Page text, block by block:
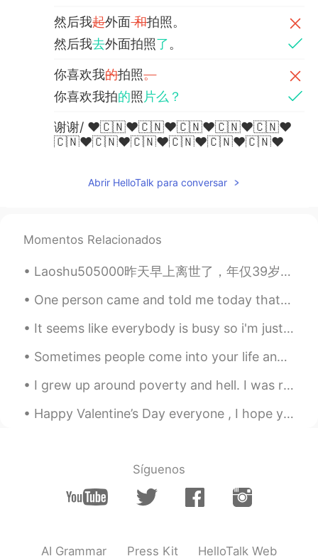
然后我起外面和拍照。
然后我去外面拍照了。
你喜欢我的拍照。
你喜欢我拍的照片么？
谢谢/ ❤️🇨🇳❤️🇨🇳❤️🇨🇳❤️🇨🇳❤️🇨🇳❤️
🇨🇳❤️🇨🇳❤️🇨🇳❤️🇨🇳❤️🇨🇳❤️🇨🇳❤️
@CloudI am a amateur photographer😳
Yori 2020.02.29 09:16
so many filters
Vida 2020.02.29 09:06
CN EN
2020.02.29 07:44
CN
CN EN
Deleted 2020.02.29 07:08
Abrir HelloTalk para conversar
Momentos Relacionados
Laoshu505000昨天早上离世了，年仅39岁。在他短暂的一生中致力于学习多种语言， 以便于跟陌生人交流。无论何时他与别人讲中文，他都会引用 : 三人行，必有我师焉。 很多需要学习者都害怕开...
One person came and told me today that I'm so popular and he is so jealous at me 😹 so I did a res...
It seems like everybody is busy so i'm just going to put this here as a way to encourage you to g...
Sometimes people come into your life and you know right away they were meant to be there, to serv...
I grew up around poverty and hell. I was raised by women who worked at a KTV only because my pare...
Happy Valentine’s Day everyone , I hope you are spending an amazing time with your loved one ! Lo...
Síguenos
AI Grammar Press Kit HelloTalk Web